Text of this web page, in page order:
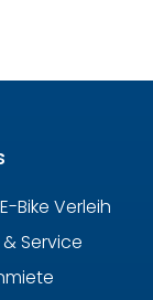
Bike Verleih
Service